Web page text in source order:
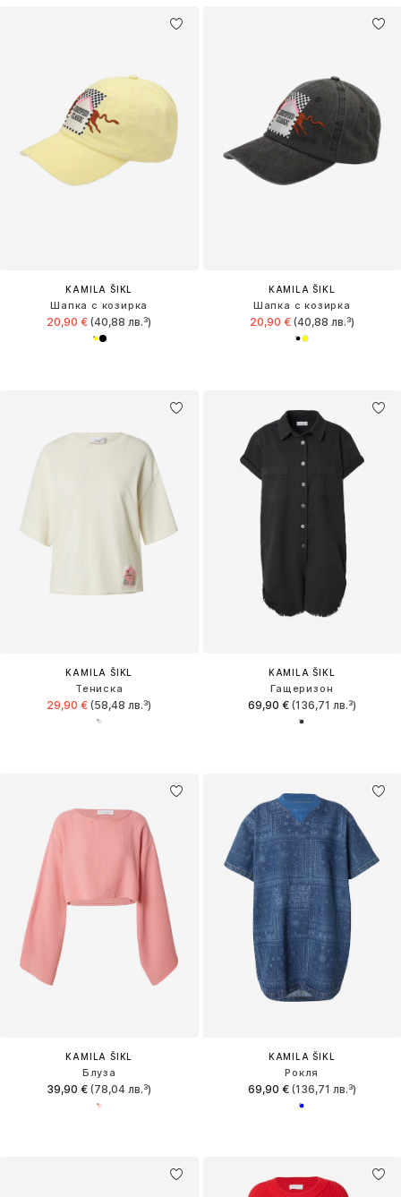
KAMILA ŠIKL
Шапка с козирка
20,90 € (40,88 лв.³)
KAMILA ŠIKL
Шапка с козирка
20,90 €(40,88 лв.³)
KAMILA ŠIKL
Тениска
29,90 € (58,48 лв.³)
KAMILA ŠIKL
Гащеризон
69,90 €(136,71 лв.³)
KAMILA ŠIKL
Блуза
39,90 € (78,04 лв.³)
KAMILA ŠIKL
Рокля
69,90 €(136,71 лв.³)